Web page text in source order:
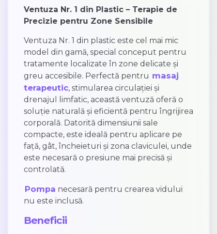
Ventuza Nr. 1 din Plastic – Terapie de
Precizie pentru Zone Sensibile
Ventuza Nr. 1 din plastic este cel mai mic
model din gamă, special conceput pentru
tratamente localizate în zone delicate și
greu accesibile. Perfectă pentru masaj
terapeutic, stimularea circulației și
drenajul limfatic, această ventuză oferă o
soluție naturală și eficientă pentru îngrijirea
corporală. Datorită dimensiunii sale
compacte, este ideală pentru aplicare pe
față, gât, încheieturi și zona claviculei, unde
este necesară o presiune mai precisă și
controlată.
Pompa necesară pentru crearea vidului
nu este inclusă.
Beneficii